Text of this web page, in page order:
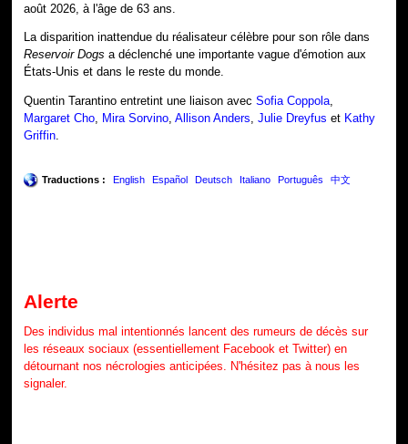
août 2026, à l'âge de 63 ans.
La disparition inattendue du réalisateur célèbre pour son rôle dans
Reservoir Dogs a déclenché une importante vague d'émotion aux
États-Unis et dans le reste du monde.
Quentin Tarantino entretint une liaison avecSofia Coppola,
Margaret Cho, Mira Sorvino,Allison Anders,Julie Dreyfus et Kathy
Griffin.
Traductions : English Español Deutsch Italiano Português 中文
Alerte
Des individus mal intentionnés lancent des rumeurs de décès sur
les réseaux sociaux (essentiellement Facebook et Twitter) en
détournant nos nécrologies anticipées. N'hésitez pas à nous les
signaler.